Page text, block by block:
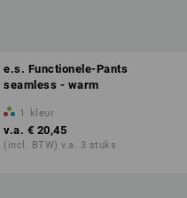
e.s. Functionele-Pants
seamless - warm
1 kleur
v.a. € 20,45
(incl. BTW) v.a. 3 stuks